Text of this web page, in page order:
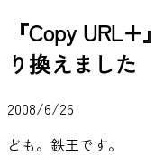
『Copy
り換えました
2008/6/26
ども。鉄王です。